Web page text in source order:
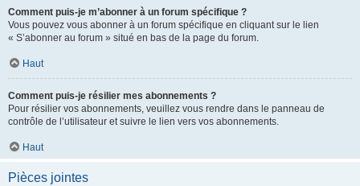
Comment puis-je m’abonner à un forum spécifique ?
Vous pouvez vous abonner à un forum spécifique en cliquant sur le lien
« S’abonner au forum » situé en bas de la page du forum.
Haut
Comment puis-je résilier mes abonnements ?
Pour résilier vos abonnements, veuillez vous rendre dans le panneau de
contrôle de l’utilisateur et suivre le lien vers vos abonnements.
Haut
Pièces jointes